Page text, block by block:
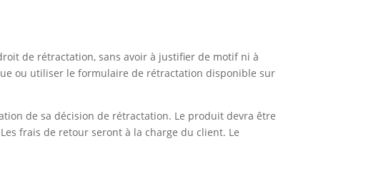
de rétractation, sans avoir à justifier de motif ni à
ou utiliser le formulaire de rétractation disponible sur
de sa décision de rétractation. Le produit devra être
frais de retour seront à la charge du client. Le